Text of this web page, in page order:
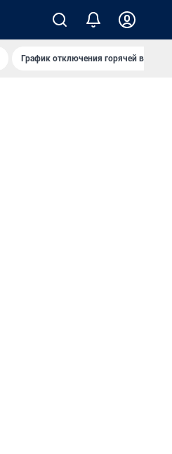
График отключения горячей воды в